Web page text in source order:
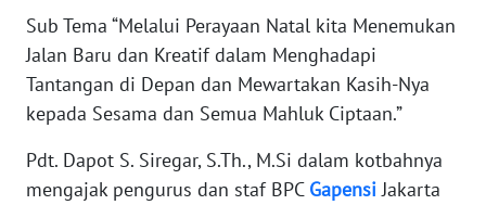
Sub Tema “Melalui Perayaan Natal kita Menemukan
Jalan Baru dan Kreatif dalam Menghadapi
Tantangan di Depan dan Mewartakan Kasih-Nya
kepada Sesama dan Semua Mahluk Ciptaan.”
Pdt. Dapot S. Siregar, S.Th., M.Si dalam kotbahnya
mengajak pengurus dan staf BPC GapensiJakarta
WN
JABAR
BANTEN